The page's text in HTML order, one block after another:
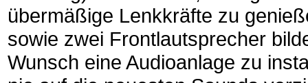
übermäßige Lenkkräfte zu
sowie zwei Frontlautsprecher
Wunsch eine Audioanlage zu